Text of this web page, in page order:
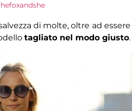
di molte, oltre ad essere
tagliato nel modo giusto.